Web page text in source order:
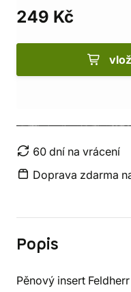
249 Kč
60 dní na vrácení
Doprava zdarma
Popis
Pěnový insert